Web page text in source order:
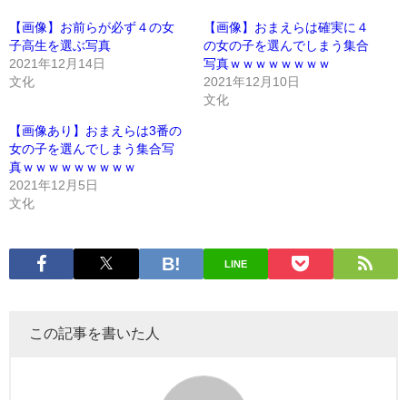
【画像】お前らが必ず４の女
子高生を選ぶ写真
2021年12月14日
文化
【画像】おまえらは確実に４
の女の子を選んでしまう集合
写真ｗｗｗｗｗｗｗｗ
2021年12月10日
文化
【画像あり】おまえらは3番の
女の子を選んでしまう集合写
真ｗｗｗｗｗｗｗｗｗ
2021年12月5日
文化
LINE
この記事を書いた人